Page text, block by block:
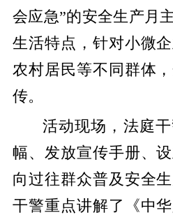
会应急”的安全生产月
生活特点，针对小微
农村居民等不同群体
传。
活动现场，法庭
幅、发放宣传手册、
向过往群众普及安全
干警重点讲解了《中